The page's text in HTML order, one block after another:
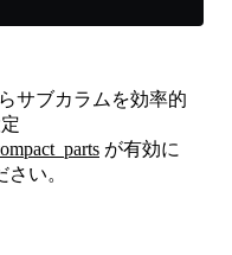
サブカラムを効率的
が有効に
い。